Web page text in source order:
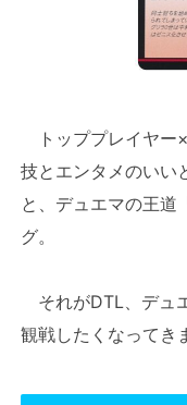
トッププレイヤー
技とエンタメのいい
と、デュエマの王道
グ。
それがDTL、デュ
観戦したくなってき